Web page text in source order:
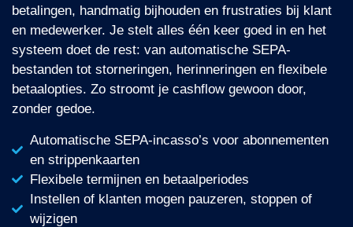
betalingen, handmatig bijhouden en frustraties bij klant
en medewerker. Je stelt alles één keer goed in en het
systeem doet de rest: van automatische SEPA-
bestanden tot storneringen, herinneringen en flexibele
betaalopties. Zo stroomt je cashflow gewoon door,
zonder gedoe.
Automatische SEPA-incasso’s voor abonnementen
en strippenkaarten
Flexibele termijnen en betaalperiodes
Instellen of klanten mogen pauzeren, stoppen of
wijzigen